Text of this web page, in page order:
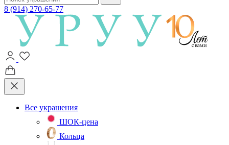
8 (914) 270-65-77
Все украшения
ШОК-цена
Кольца